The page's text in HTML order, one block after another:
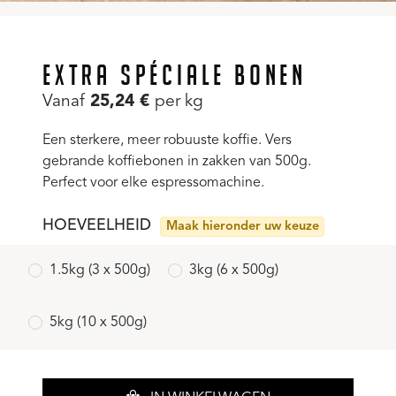
EXTRA SPÉCIALE BONEN
Vanaf 25,24 € per kg
Een sterkere, meer robuuste koffie. Vers
gebrande koffiebonen in zakken van 500g.
Perfect voor elke espressomachine.
HOEVEELHEID Maak hieronder uw keuze
1.5kg (3 x 500g) 3kg (6 x 500g)
5kg (10 x 500g)